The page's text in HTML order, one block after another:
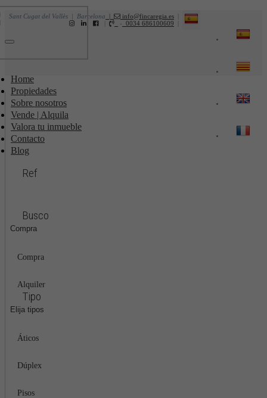
| info@fincaregia.es
Sant Cugat del Vallès | Barcelona
0034 686100609
-
Toggle
Home
Propiedades
Sobre nosotros
Vende | Alquila
Valora tu inmueble
Contacto
Blog
Ref
Busco
Compra
Compra
Alquiler
Tipo
Elija tipos
Áticos
Dúplex
Pisos